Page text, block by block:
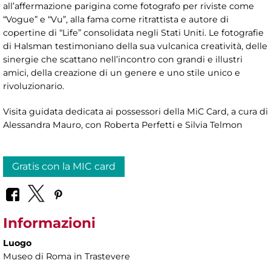
all’affermazione parigina come fotografo per riviste come
“Vogue” e “Vu”, alla fama come ritrattista e autore di
copertine di “Life” consolidata negli Stati Uniti. Le fotografie
di Halsman testimoniano della sua vulcanica creatività, delle
sinergie che scattano nell’incontro con grandi e illustri
amici, della creazione di un genere e uno stile unico e
rivoluzionario.
Visita guidata dedicata ai possessori della MiC Card, a cura di
Alessandra Mauro, con Roberta Perfetti e Silvia Telmon
Gratis con la MIC card
Informazioni
Luogo
Museo di Roma in Trastevere